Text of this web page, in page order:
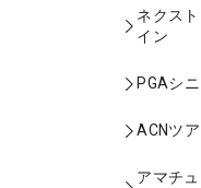
ネクス
イン
PGAシ
ACNツ
アマチュ